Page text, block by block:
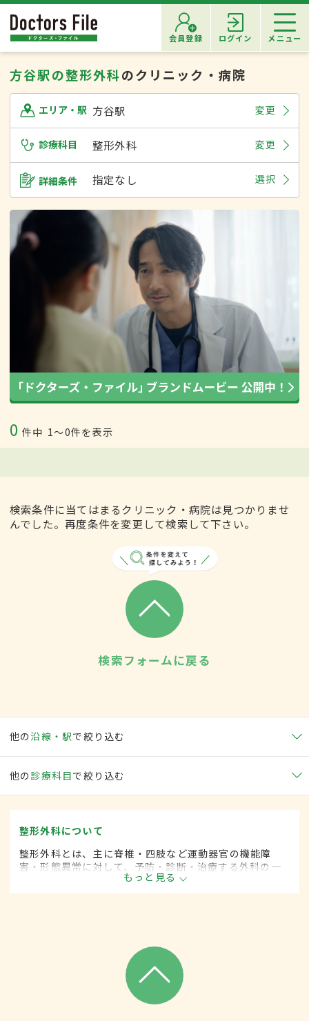
会員登録 ログイン メニュー
方谷駅の整形外科のクリニック・病院
エリア・駅 方谷駅 変更
診療科目 整形外科 変更
詳細条件 指定なし 選択
0 件中 1〜0件を表示
検索条件に当てはまるクリニック・病院は見つかりませ
んでした。再度条件を変更して検索して下さい。
検索フォームに戻る
他の沿線・駅で絞り込む
他の 診療科目で絞り込む
整形外科について
整形外科とは、主に脊椎・四肢など運動器官の機能障
害・形態異常に対して、予防・診断・治療する外科の一
もっと見る